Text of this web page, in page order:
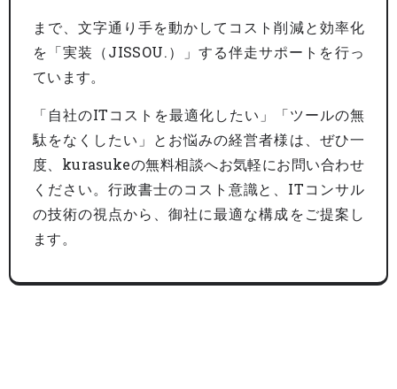
まで、文字通り手を動かしてコスト削減と効率化
を「実装（JISSOU.）」する伴走サポートを行っ
ています。
「自社のITコストを最適化したい」「ツールの無
駄をなくしたい」とお悩みの経営者様は、ぜひ一
度、kurasukeの無料相談へお気軽にお問い合わせ
ください。行政書士のコスト意識と、ITコンサル
の技術の視点から、御社に最適な構成をご提案し
ます。